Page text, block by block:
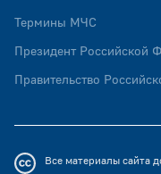
Термины МЧС
Президент Российской
Правительство
Все материалы сайта